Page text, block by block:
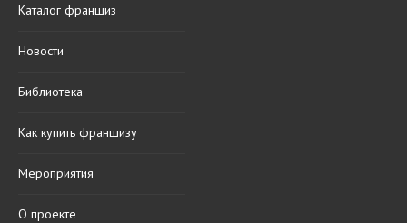
Каталог франшиз
Новости
Библиотека
Как купить франшизу
Мероприятия
О проекте